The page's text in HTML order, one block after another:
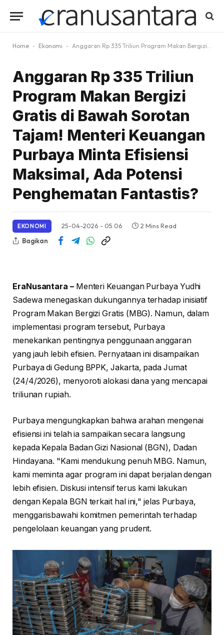
Home - Ekonomi - Anggaran Rp 335 Triliun Program Makan Bergizi Gratis di Bawah Sorotan Tajam! Menteri Keuangan Purbaya Minta Efisiensi Maksimal, Ada Potensi Penghematan Fantastis?
Anggaran Rp 335 Triliun
Program Makan Bergizi
Gratis di Bawah Sorotan
Tajam! Menteri Keuangan
Purbaya Minta Efisiensi
Maksimal, Ada Potensi
Penghematan Fantastis?
EKONOMI 25-04-2026 - 05.06
2 Mins Read
Bagikan
EraNusantara –Menteri Keuangan Purbaya Yudhi
Sadewa menegaskan dukungannya terhadap inisiatif
Program Makan Bergizi Gratis (MBG). Namun, dalam
implementasi program tersebut, Purbaya
menekankan pentingnya penggunaan anggaran
yang jauh lebih efisien. Pernyataan ini disampaikan
Purbaya di Gedung BPPK, Jakarta, pada Jumat
(24/4/2026), menyoroti alokasi dana yang mencapai
triliunan rupiah.
Purbaya mengungkapkan bahwa arahan mengenai
efisiensi ini telah ia sampaikan secara langsung
kepada Kepala Badan Gizi Nasional (BGN), Dadan
Hindayana. "Kami mendukung penuh MBG. Namun,
kami meminta agar program ini dapat berjalan dengan
lebih efisien. Diskusi intensif terus kami lakukan
dengan Kepala BGN terkait hal ini," jelas Purbaya,
menggarisbawahi komitmen pemerintah terhadap
pengelolaan keuangan yang prudent.